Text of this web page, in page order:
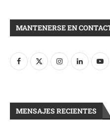
MANTENERSE EN
MENSAJES RECIENTES